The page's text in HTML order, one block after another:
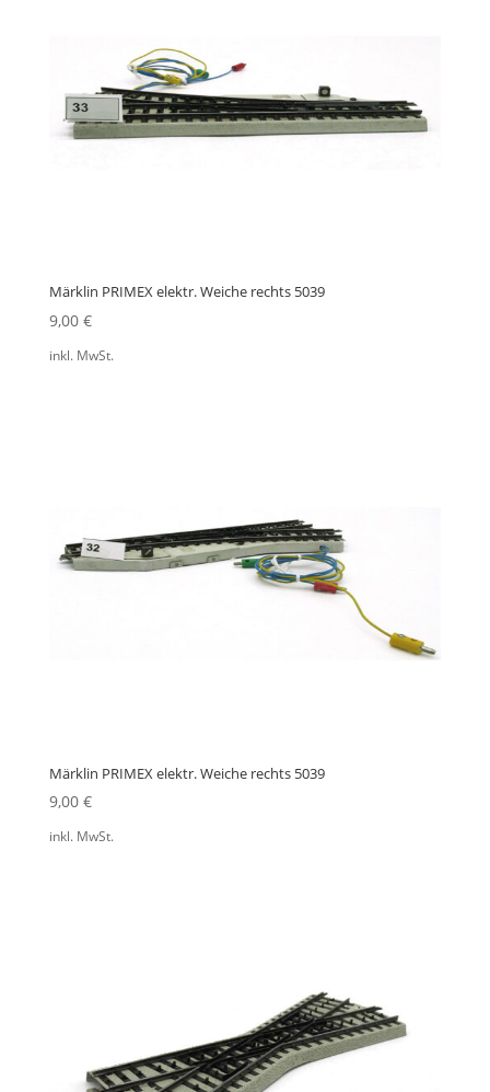
Märklin PRIMEX elektr. Weiche rechts 5039
9,00 €
inkl. MwSt.
Märklin PRIMEX elektr. Weiche rechts 5039
9,00 €
inkl. MwSt.